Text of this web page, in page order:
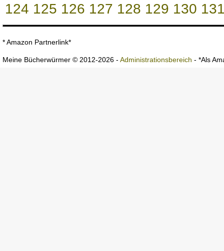
124 125 126 127 128 129 130
* Amazon Partnerlink*
Meine Bücherwürmer © 2012-2026 - Administrationsbereich - *Als